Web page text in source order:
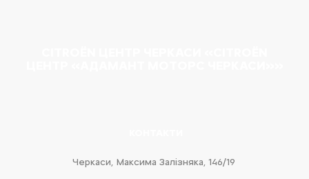
Черкаси, Максима Залізняка, 146/19